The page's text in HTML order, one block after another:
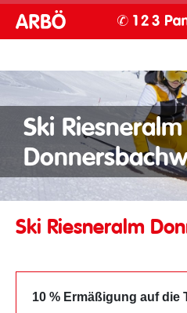
Ski Riesneralm
Ski Riesneralm
10 % Ermäßigung auf die